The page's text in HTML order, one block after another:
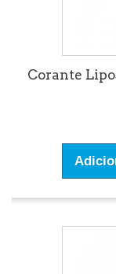
Corante